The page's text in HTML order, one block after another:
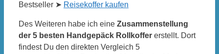
Bestseller ➤ Reisekoffer kaufen
Des Weiteren habe ich eine Zusammenstellung
der 5 besten Handgepäck Rollkoffer erstellt. Dort
findest Du den direkten Vergleich 5